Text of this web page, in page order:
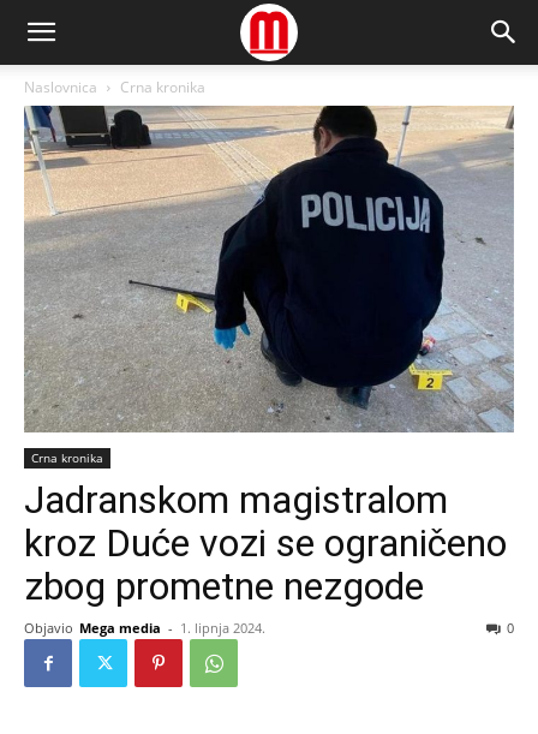
Naslovnica Crna kronika
Crna kronika
Jadranskom magistralom
kroz Duće vozi se ograničeno
zbog prometne nezgode
Objavio Mega media - 1. lipnja 2024. 0